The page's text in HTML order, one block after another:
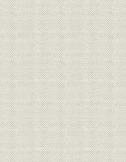
府県別電灯需要 山梨
1887(明治
年
府県別電灯需要 静岡
1887(明治
年